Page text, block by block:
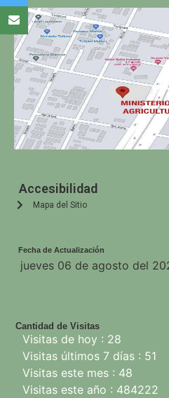
Accesibilidad
Mapa del Sitio
Fecha de Actualización
Cantidad de Visitas
Visitas de hoy : 28
Visitas últimos 7 días : 51
Visitas este mes : 48
Visitas este año : 484222
jueves 06 de agosto del